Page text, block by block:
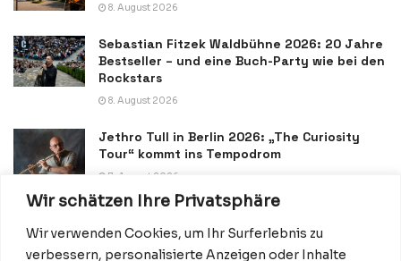
Wir schätzen Ihre Privatsphäre
Wir verwenden Cookies, um Ihr Surferlebnis zu
verbessern, personalisierte Anzeigen oder Inhalte
8. August 2026
Sebastian Fitzek Waldbühne 2026: 20 Jahre
Bestseller – und eine Buch-Party wie bei den
Rockstars
8. August 2026
Jethro Tull in Berlin 2026: „The Curiosity
Tour“ kommt ins Tempodrom
7. August 2026